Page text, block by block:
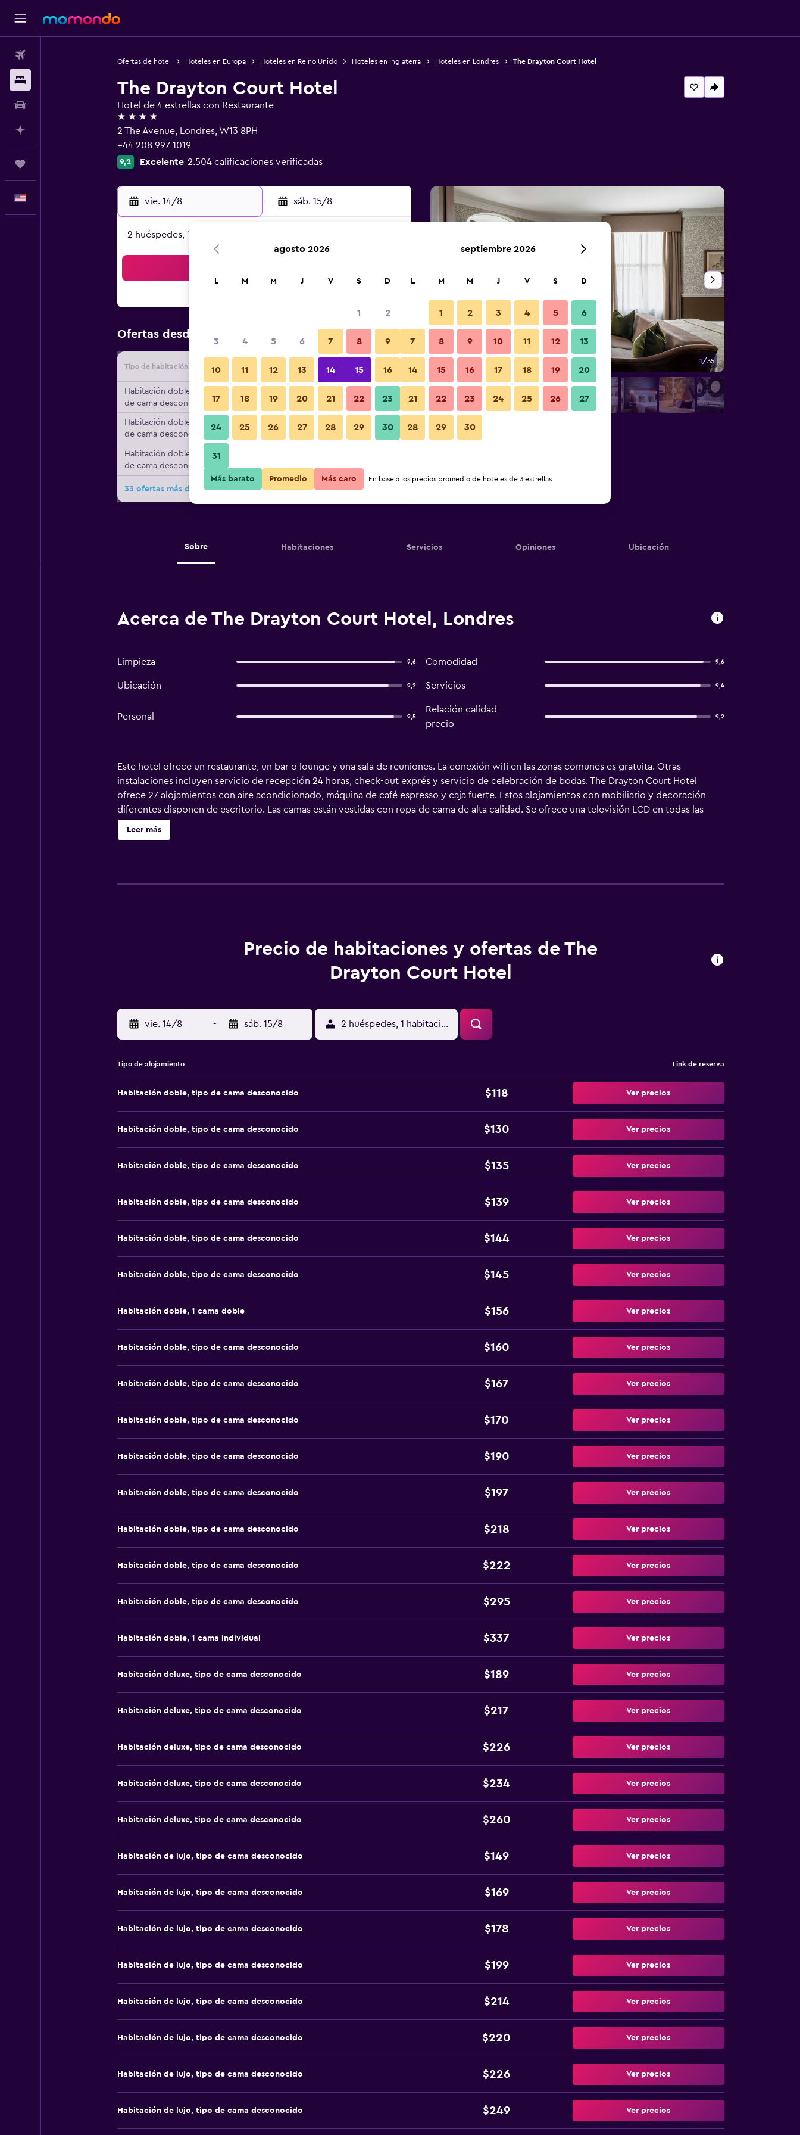
Ofertas de hotel Hoteles en Europa Hoteles en Reino Unido Hoteles en Inglaterra Hoteles en Londres The Drayton Court Hotel
The Drayton Court Hotel
Hotel de 4 estrellas con Restaurante
4 estrellas
2 The Avenue, Londres, W13 8PH
+44 208 997 1019
9,2 Excelente 2.504 calificaciones verificadas
vie. 14/8 - sáb. 15/8
2 huéspedes, 1 habitación
Ofertas desde Oferta más barata de precio por noche
Tipo de habitación Proveedor Total noche
Habitación doble, tipo
de cama desconocido
$118 Ver oferta
Habitación doble, tipo
de cama desconocido
$130 Ver oferta
Habitación doble, tipo
de cama desconocido
33 ofertas más de The Drayton Court Hotel
Sala de estar 1/35
Fotos
Sobre Habitaciones Servicios Opiniones Ubicación
Acerca de The Drayton Court Hotel, Londres
Limpieza 9,6 Comodidad 9,6
Ubicación 9,2 Servicios 9,4
Personal 9,5
Relación calidad-
precio
9,2
Este hotel ofrece un restaurante, un bar o lounge y una sala de reuniones. La conexión wifi en las zonas comunes es gratuita. Otras
instalaciones incluyen servicio de recepción 24 horas, check-out exprés y servicio de celebración de bodas. The Drayton Court Hotel
ofrece 27 alojamientos con aire acondicionado, máquina de café espresso y caja fuerte. Estos alojamientos con mobiliario y decoración
diferentes disponen de escritorio. Las camas están vestidas con ropa de cama de alta calidad. Se ofrece una televisión LCD en todas las
habitaciones. Los baños están equipados con ducha con cabezal de ducha tipo lluvia, artículos de higiene personal gratuitos y secador de
pelo. Los huéspedes pueden navegar por la web gracias a nuestro acceso a Internet wifi gratis. Las habitaciones también incluyen botella
Leer más
Precio de habitaciones y ofertas de The
Drayton Court Hotel
vie. 14/8 - sáb. 15/8 2 huéspedes, 1 habitación
Tipo de alojamiento Link de reserva
Habitación doble, tipo de cama desconocido $118 Ver precios
Habitación doble, tipo de cama desconocido $130 Ver precios
Habitación doble, tipo de cama desconocido $135 Ver precios
Habitación doble, tipo de cama desconocido $139 Ver precios
Habitación doble, tipo de cama desconocido $144 Ver precios
Habitación doble, tipo de cama desconocido $145 Ver precios
Habitación doble, 1 cama doble $156 Ver precios
Habitación doble, tipo de cama desconocido $160 Ver precios
Habitación doble, tipo de cama desconocido $167 Ver precios
Habitación doble, tipo de cama desconocido $170 Ver precios
Habitación doble, tipo de cama desconocido $190 Ver precios
Habitación doble, tipo de cama desconocido $197 Ver precios
Habitación doble, tipo de cama desconocido $218 Ver precios
Habitación doble, tipo de cama desconocido $222 Ver precios
Habitación doble, tipo de cama desconocido $295 Ver precios
Habitación doble, 1 cama individual $337 Ver precios
Habitación deluxe, tipo de cama desconocido $189 Ver precios
Habitación deluxe, tipo de cama desconocido $217 Ver precios
Habitación deluxe, tipo de cama desconocido $226 Ver precios
Habitación deluxe, tipo de cama desconocido $234 Ver precios
Habitación deluxe, tipo de cama desconocido $260 Ver precios
Habitación de lujo, tipo de cama desconocido $149 Ver precios
Habitación de lujo, tipo de cama desconocido $169 Ver precios
Habitación de lujo, tipo de cama desconocido $178 Ver precios
Habitación de lujo, tipo de cama desconocido $199 Ver precios
Habitación de lujo, tipo de cama desconocido $214 Ver precios
Habitación de lujo, tipo de cama desconocido $220 Ver precios
Habitación de lujo, tipo de cama desconocido $226 Ver precios
Habitación de lujo, tipo de cama desconocido $249 Ver precios
agosto 2026
L M M J V S D
1 2
3 4 5 6 7 8 9
10 11 12 13 14 15 16
17 18 19 20 21 22 23
24 25 26 27 28 29 30
31
septiembre 2026
L M M J V S D
1 2 3 4 5 6
7 8 9 10 11 12 13
14 15 16 17 18 19 20
21 22 23 24 25 26 27
28 29 30
Más barato Promedio Más caro En base a los precios promedio de hoteles de 3 estrellas